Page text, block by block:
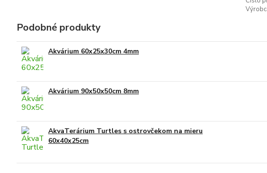
Podobné produkty
Akvárium 60x25x30cm 4mm
Akvárium 90x50x50cm 8mm
AkvaTerárium Turtles s ostrovčekom na mieru
60x40x25cm